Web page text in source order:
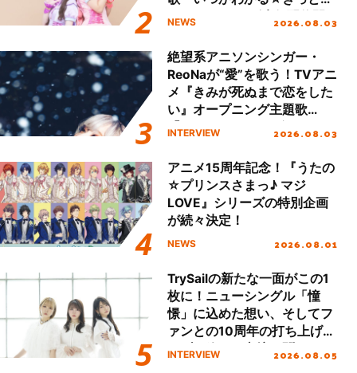
える」TVサイズ先行配信開
NEWS 2026.08.03
絶望系アニソンシンガー・
ReoNaが“愛”を歌う！TVアニ
メ『きみが死ぬまで恋をした
い』オープニング主題歌
「Amore」インタビュー
INTERVIEW 2026.08.03
アニメ15周年記念！『うたの
☆プリンスさまっ♪ マジ
LOVE』シリーズの特別企画
が続々決定！
NEWS 2026.08.01
TrySailの新たな一面がこの1
枚に！ニューシングル「憧
憬」に込めた想い、そしてフ
ァンとの10周年の打ち上げラ
イブを終えた心境を聞いた。
INTERVIEW 2026.08.05